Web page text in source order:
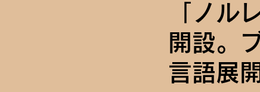
「ノル
開設。
言語展